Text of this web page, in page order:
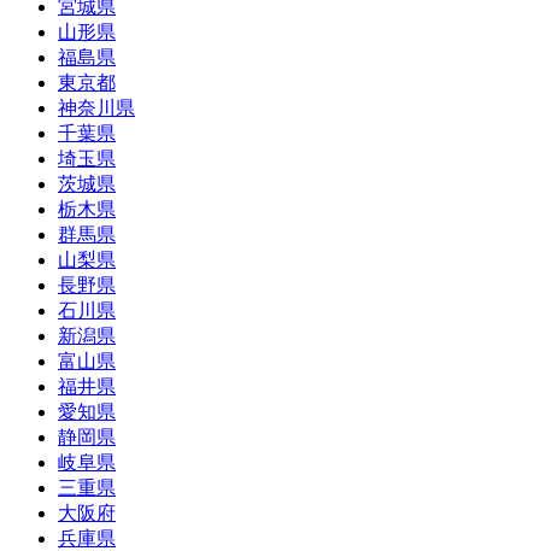
宮城県
山形県
福島県
東京都
神奈川県
千葉県
埼玉県
茨城県
栃木県
群馬県
山梨県
長野県
石川県
新潟県
富山県
福井県
愛知県
静岡県
岐阜県
三重県
大阪府
兵庫県